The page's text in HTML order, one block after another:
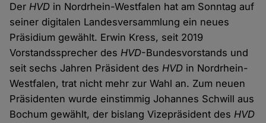
DerHVD in Nordrhein-Westfalen hat am Sonntag auf
seiner digitalen Landesversammlung ein neues
Präsidium gewählt. Erwin Kress, seit 2019
Vorstandssprecher desHVD-Bundesvorstands und
seit sechs Jahren Präsident desHVD in Nordrhein-
Westfalen, trat nicht mehr zur Wahl an. Zum neuen
Präsidenten wurde einstimmig Johannes Schwill aus
Bochum gewählt, der bislang Vizepräsident desHVD